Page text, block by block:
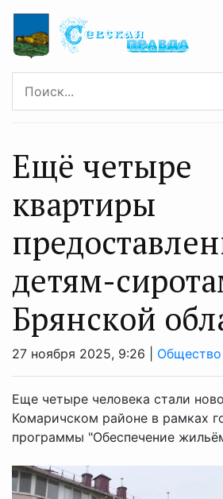
Ещё четыре
квартиры
детям-
Брянской
27 ноября 2025, 9:26 | Общество
Еще четыре человека стали
Комаричском районе в рамках
программы "Обеспечение